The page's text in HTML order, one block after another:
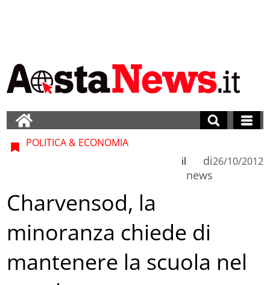
POLITICA & ECONOMIA
di
news
il 26/10/2012
Charvensod, la
minoranza chiede di
mantenere la scuola nel